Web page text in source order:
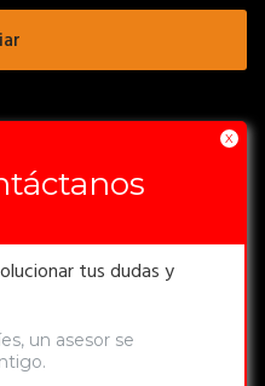
450, Quilicura
X
tus dudas y
un asesor se